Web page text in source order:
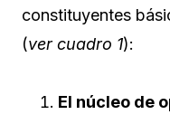
constituyentes
(ver cuadro 1):
El núcleo de